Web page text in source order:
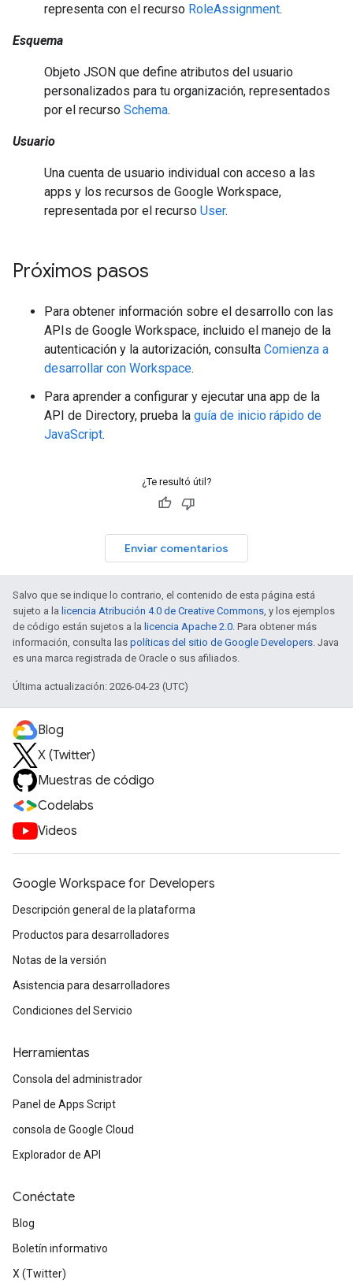
representa con el recurso RoleAssignment.
Esquema
Objeto JSON que define atributos del usuario
personalizados para tu organización, representados
por el recurso Schema.
Usuario
Una cuenta de usuario individual con acceso a las
apps y los recursos de Google Workspace,
representada por el recurso User.
Próximos pasos
Para obtener información sobre el desarrollo con las
APIs de Google Workspace, incluido el manejo de la
autenticación y la autorización, consulta Comienza a
desarrollar con Workspace.
Para aprender a configurar y ejecutar una app de la
API de Directory, prueba la guía de inicio rápido de
JavaScript.
¿Te resultó útil?
Enviar comentarios
Salvo que se indique lo contrario, el contenido de esta página está
sujeto a la licencia Atribución 4.0 de Creative Commons, y los ejemplos
de código están sujetos a la licencia Apache 2.0. Para obtener más
información, consulta las políticas del sitio de Google Developers. Java
es una marca registrada de Oracle o sus afiliados.
Última actualización: 2026-04-23 (UTC)
Blog
X (Twitter)
Muestras de código
Codelabs
Videos
Google Workspace for Developers
Descripción general de la plataforma
Productos para desarrolladores
Notas de la versión
Asistencia para desarrolladores
Condiciones del Servicio
Herramientas
Consola del administrador
Panel de Apps Script
consola de Google Cloud
Explorador de API
Conéctate
Blog
Boletín informativo
X (Twitter)